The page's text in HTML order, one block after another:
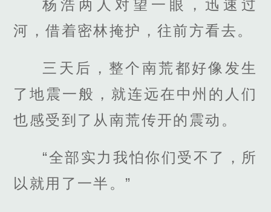
杨浩两人对望一眼，迅速过
河，借着密林掩护，往前方看去。
三天后，整个南荒都好像发生
了地震一般，就连远在中州的人们
也感受到了从南荒传开的震动。
“全部实力我怕你们受不了，所
以就用了一半。”